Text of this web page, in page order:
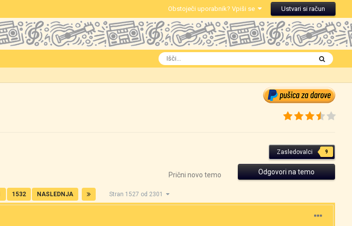
Obstoječi uporabnik? Vpiši se Ustvari si račun
Zasledovalci 9
Odgovori na temo
Prični novo temo
1532 NASLEDNJA Stran 1527 od 2301